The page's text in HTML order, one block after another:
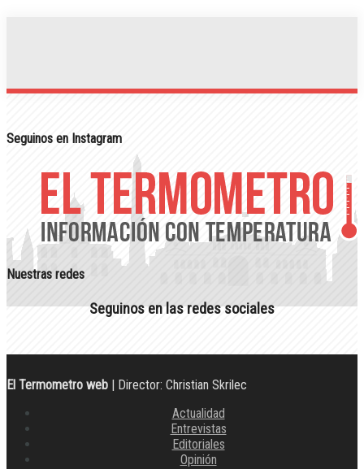
Seguinos en Instagram
Nuestras redes
Seguinos en las redes sociales
El Termometro web | Director: Christian Skrilec
Actualidad
Entrevistas
Editoriales
Opinión